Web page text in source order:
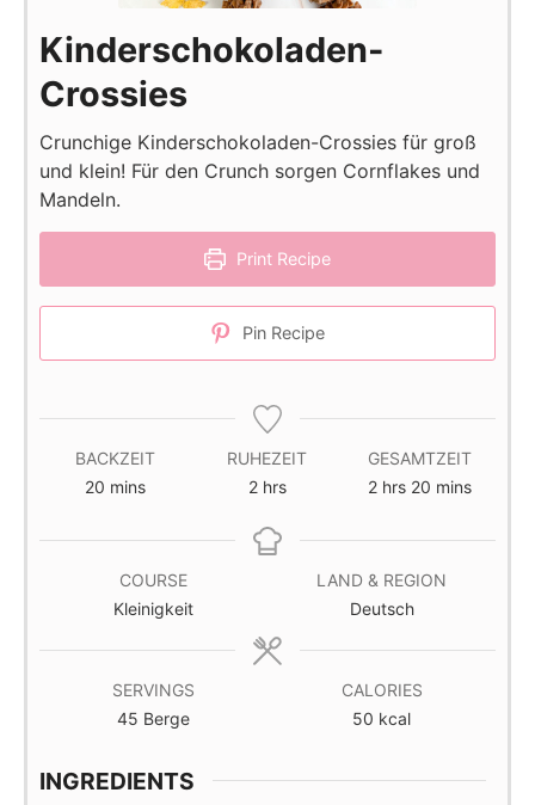
Kinderschokoladen-
Crossies
Crunchige Kinderschokoladen-Crossies für groß
und klein! Für den Crunch sorgen Cornflakes und
Mandeln.
Print Recipe
Pin Recipe
BACKZEIT
20 minutes
mins
RUHEZEIT
2hours
hrs
GESAMTZEIT
2hours
hrs 20minutes
mins
COURSE
Kleinigkeit
LAND & REGION
Deutsch
SERVINGS
45 Berge
CALORIES
50 kcal
INGREDIENTS